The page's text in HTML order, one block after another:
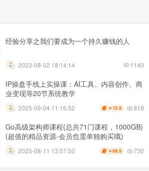
经验分享之我们要成为一个持久赚钱的人
2023-08-02 18:14:14 1140
IP操盘手线上实操课：AI工具、内容创作、商
业变现等20节系统教学
2025-09-04 11:16:52 ￥ 15.9 818
Go高级架构师课程(总共71门课程，1000GB)
(超值的精品资源-会员也需单独购买哦)
2025-08-11 13:57:50 ￥69.9 730